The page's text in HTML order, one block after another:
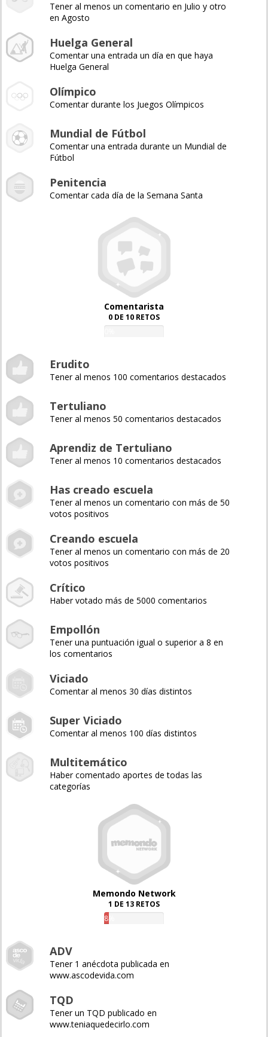
Tener al menos un comentario en Julio y otro
en Agosto
Huelga General
Comentar una entrada un día en que haya
Huelga General
Olímpico
Comentar durante los Juegos Olímpicos
Mundial de Fútbol
Comentar una entrada durante un Mundial de
Fútbol
Penitencia
Comentar cada día de la Semana Santa
Comentarista
0 DE 10 RETOS
Erudito
Tener al menos 100 comentarios destacados
Tertuliano
Tener al menos 50 comentarios destacados
Aprendiz de Tertuliano
Tener al menos 10 comentarios destacados
Has creado escuela
Tener al menos un comentario con más de 50
votos positivos
Creando escuela
Tener al menos un comentario con más de 20
votos positivos
Crítico
Haber votado más de 5000 comentarios
Empollón
Tener una puntuación igual o superior a 8 en
los comentarios
Viciado
Comentar al menos 30 días distintos
Super Viciado
Comentar al menos 100 días distintos
Multitemático
Haber comentado aportes de todas las
categorías
Memondo Network
1 DE 13 RETOS
8%
ADV
Tener 1 anécdota publicada en
www.ascodevida.com
TQD
Tener un TQD publicado en
www.teniaquedecirlo.com